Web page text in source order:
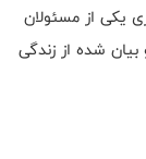
یکی از مسئولان
بیان شده از زندگی